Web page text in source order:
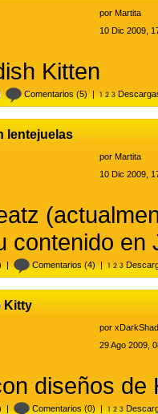
por Martita
10 Dic 2009,
Kitten
Comentarios (5) |
lentejuelas
por Martita
10 Dic 2009,
contenido en
| Comentarios (4) |
Kitty
por
29 Ago 2009,
diseños de
| Comentarios (0) |